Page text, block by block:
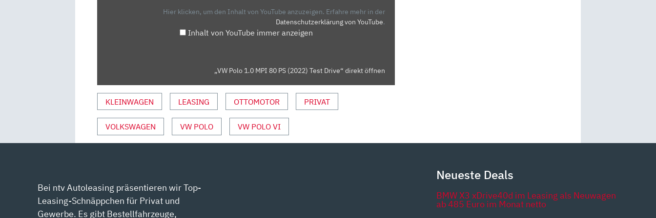
Hier klicken, um den Inhalt von YouTube anzuzeigen. Erfahre mehr in der
Datenschutzerklärung von YouTube.
Inhalt von YouTube immer anzeigen
„VW Polo 1.0 MPI 80 PS (2022) Test Drive“ direkt öffnen
KLEINWAGEN LEASING OTTOMOTOR PRIVAT
VOLKSWAGEN VW POLO VW POLO VI
Bei ntv Autoleasing präsentieren wir Top-
Leasing-Schnäppchen für Privat und
Gewerbe. Es gibt Bestellfahrzeuge,
Neueste Deals
BMW X3 xDrive40d im Leasing als Neuwagen
ab 485 Euro im Monat netto